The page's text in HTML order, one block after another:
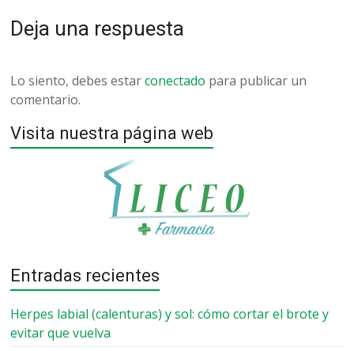
Deja una respuesta
Lo siento, debes estarconectado para publicar un
comentario.
Visita nuestra página web
Entradas recientes
Herpes labial (calenturas) y sol: cómo cortar el brote y
evitar que vuelva